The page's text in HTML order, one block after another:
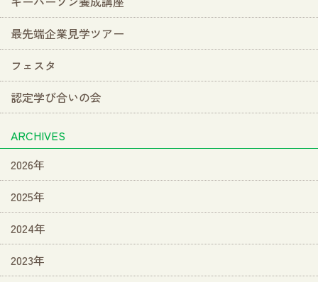
最先端企業見学ツアー
フェスタ
認定学び合いの会
ARCHIVES
2026年
2025年
2024年
2023年